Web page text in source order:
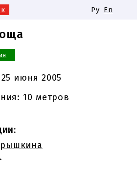
Казань
названия станций
Ру En
25 июня 2005
10 метров